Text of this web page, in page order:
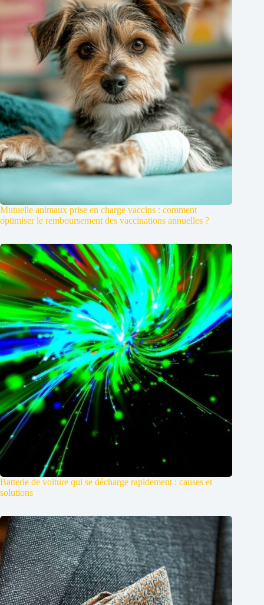
Mutuelle animaux prise en charge vaccins : comment
optimiser le remboursement des vaccinations annuelles ?
Batterie de voiture qui se décharge rapidement : causes et
solutions